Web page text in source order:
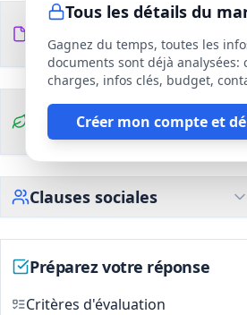
Tous les détails du
Gagnez du temps, toutes les
documents sont déjà analysées:
charges, infos clés, budget,
Créer mon compte et
Documents du
DCE
fichiers
Clauses
environnementales
Clauses sociales
Préparez votre réponse
Critères d'évaluation